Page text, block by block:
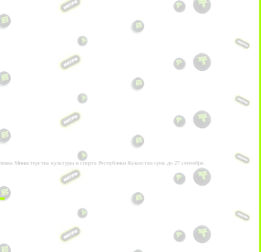
Министерства культуры и спорта Республики Казахстан срок до 27 сентября